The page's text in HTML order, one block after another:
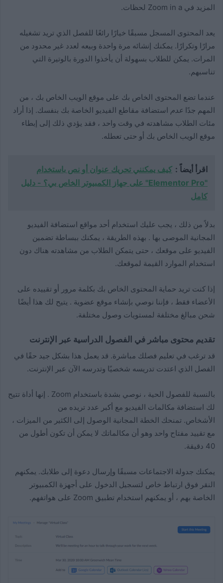
المزيد في Zoom in a لحظات.
يعد المحتوى المسجل مسبقًا خيارًا رائعًا للفصل الذي تريد تشغيله
مرارًا وتكرارًا. يمكنك إنشائه مرة واحدة وبيعه لعدد غير محدود من
المرات. يمكن للطلاب بسهولة أن يأخذوا الدورة بالوتيرة التي
تناسبهم.
عندما تضع المحتوى الخاص بك على موقع الويب الخاص بك ، من
المهم جدًا عدم استضافة مقاطع الفيديو الخاصة بك بنفسك. إذا أراد
مئات الطلاب مشاهدته في وقت واحد ، فقد يؤدي ذلك إلى إبطاء
موقع الويب الخاص بك أو حتى تعطله.
اقرأ أيضاً : كيف يمكنني تحريك عنوان أو نص باستخدام
"Elementor Pro" على جهاز الكمبيوتر الخاص بي؟ - دليل
كامل
بدلاً من ذلك ، يجب عليك استخدام أحد مواقع استضافة الفيديو
المجانية الموصى بها . بهذه الطريقة ، يمكنك ببساطة تضمين
الفيديو على موقعك ، حتى يتمكن الطلاب من مشاهدته هناك دون
استخدام الموارد القيمة لموقعك.
إذا كنت تريد حماية المحتوى الخاص بك بكلمة مرور أو تقييده على
الأعضاء فقط ، فإننا نوصي بإنشاء موقع عضوية . يتيح لك هذا أيضًا
شحن مبالغ مختلفة لمستويات وصول مختلفة.
تقديم محتوى مباشر في الفصول الدراسية عبر الإنترنت
قد ترغب في تعليم فصلك مباشرة. قد يعمل هذا بشكل جيد حقًا في
الفصل الذي اعتدت تدريسه شخصيًا وتدرسه الآن عبر الإنترنت.
بالنسبة للفصول الحية ، نوصي بشدة باستخدام Zoom . إنها أداة تتيح
لك استضافة مكالمات الفيديو مع أكبر عدد تريده من
الأشخاص. تمنحك الخطة المجانية الوصول إلى الكثير من الميزات ،
مع تقييد مفتاح واحد وهو أن مكالماتك لا يمكن أن تكون أطول من
40 دقيقة.
يمكنك جدولة الاجتماعات مسبقًا وإرسال دعوة إلى طلابك. يمكنهم
النقر فوق ارتباط خاص لتسجيل الدخول على أجهزة الكمبيوتر
الخاصة بهم ، أو يمكنهم استخدام تطبيق Zoom على هواتفهم.